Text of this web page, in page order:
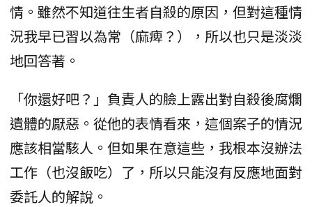
情。雖然不知道往生者自殺的原因，但對這種情
況我早已習以為常（麻痺？），所以也只是淡淡
地回答著。
「你還好吧？」負責人的臉上露出對自殺後腐爛
遺體的厭惡。從他的表情看來，這個案子的情況
應該相當駭人。但如果在意這些，我根本沒辦法
工作（也沒飯吃）了，所以只能沒有反應地面對
委託人的解說。